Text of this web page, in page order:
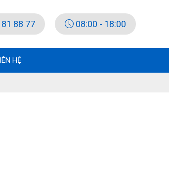
88 77 08:00 - 18:00
HỆ